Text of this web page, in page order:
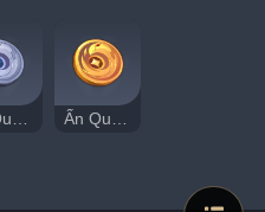
Ấn Quạ Bạc Ẩn Ấn Quạ Trộm Vàng